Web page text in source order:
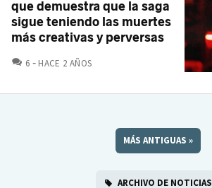
que demuestra que la saga
sigue teniendo las muertes
más creativas y perversas
6 COMENTARIOS
HACE 2 AÑOS
MÁS ANTIGUAS »
ARCHIVO DE NOTICIAS